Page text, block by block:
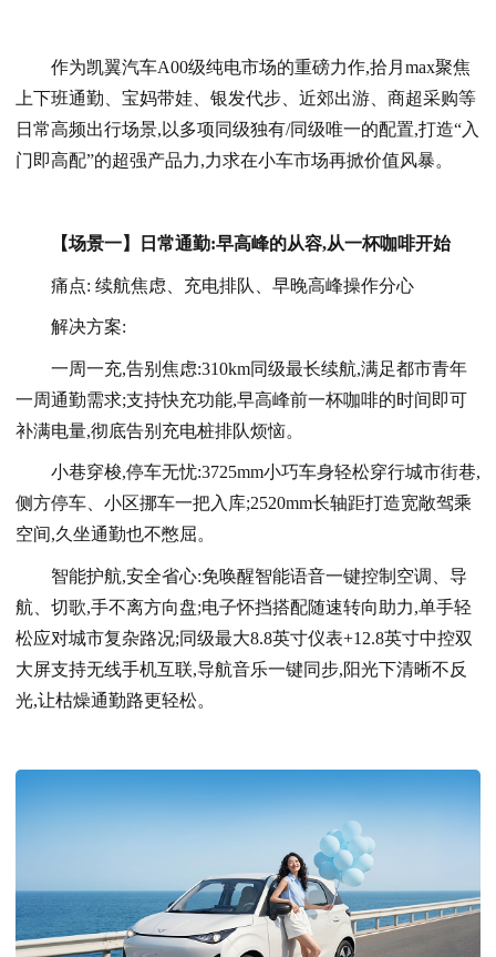
作为凯翼汽车A00级纯电市场的重磅力作,拾月max聚焦
上下班通勤、宝妈带娃、银发代步、近郊出游、商超采购等
日常高频出行场景,以多项同级独有/同级唯一的配置,打造“入
门即高配”的超强产品力,力求在小车市场再掀价值风暴。
【场景一】日常通勤:早高峰的从容,从一杯咖啡开始
痛点: 续航焦虑、充电排队、早晚高峰操作分心
解决方案:
一周一充,告别焦虑:310km同级最长续航,满足都市青年
一周通勤需求;支持快充功能,早高峰前一杯咖啡的时间即可
补满电量,彻底告别充电桩排队烦恼。
小巷穿梭,停车无忧:3725mm小巧车身轻松穿行城市街巷,
侧方停车、小区挪车一把入库;2520mm长轴距打造宽敞驾乘
空间,久坐通勤也不憋屈。
智能护航,安全省心:免唤醒智能语音一键控制空调、导
航、切歌,手不离方向盘;电子怀挡搭配随速转向助力,单手轻
松应对城市复杂路况;同级最大8.8英寸仪表+12.8英寸中控双
大屏支持无线手机互联,导航音乐一键同步,阳光下清晰不反
光,让枯燥通勤路更轻松。